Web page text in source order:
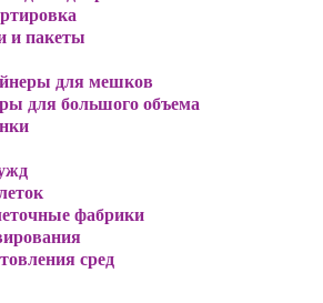
и пакеты
для мешков
для большого объема
фабрики
сред